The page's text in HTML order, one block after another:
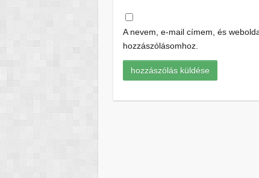
A nevem, e-mail címem, és
hozzászólásomhoz.